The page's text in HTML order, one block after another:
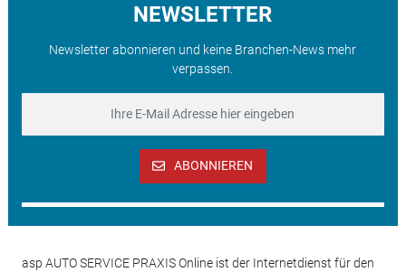
NEWSLETTER
Newsletter abonnieren und keine Branchen-News mehr
verpassen.
ABONNIEREN
asp AUTO SERVICE PRAXIS Online ist der Internetdienst für den